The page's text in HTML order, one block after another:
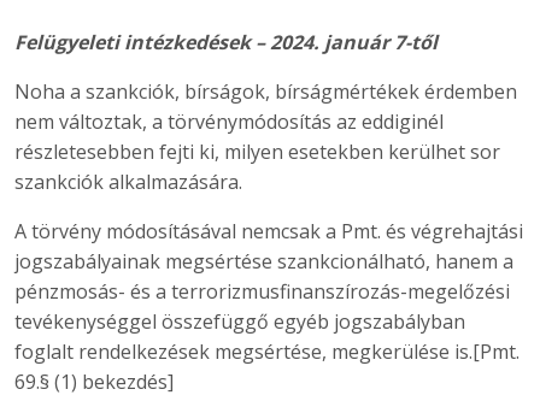
Felügyeleti intézkedések – 2024. január 7-től
Noha a szankciók, bírságok, bírságmértékek érdemben
nem változtak, a törvénymódosítás az eddiginél
részletesebben fejti ki, milyen esetekben kerülhet sor
szankciók alkalmazására.
A törvény módosításával nemcsak a Pmt. és végrehajtási
jogszabályainak megsértése szankcionálható, hanem a
pénzmosás- és a terrorizmusfinanszírozás-megelőzési
tevékenységgel összefüggő egyéb jogszabályban
foglalt rendelkezések megsértése, megkerülése is.[Pmt.
69.§ (1) bekezdés]